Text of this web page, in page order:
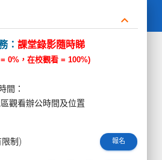
keyboard_arrow_down
： 課堂錄影隨時睇
0%，在校觀看 = 100%)
間：
觀看辦公時間及位置
制) 報名